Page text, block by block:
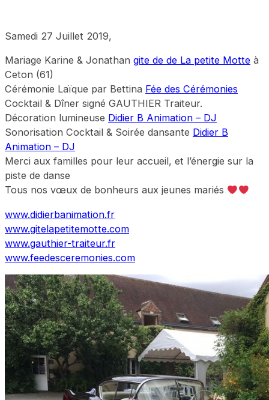
Samedi 27 Juillet 2019,
Mariage Karine & Jonathan gite de de La petite Motte à
Ceton (61)
Cérémonie Laïque par Bettina Fée des Cérémonies
Cocktail & Dîner signé GAUTHIER Traiteur.
Décoration lumineuse Didier B Animation – DJ
Sonorisation Cocktail & Soirée dansante Didier B
Animation – DJ
Merci aux familles pour leur accueil, et l’énergie sur la
piste de danse
Tous nos vœux de bonheurs aux jeunes mariés
www.didierbanimation.fr
www.gitelapetitemotte.com
www.gauthier-traiteur.fr
www.feedesceremonies.com